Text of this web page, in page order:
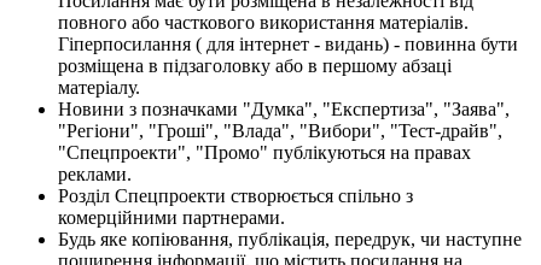
повного або часткового використання матеріалів.
Гіперпосилання ( для інтернет - видань) - повинна бути
розміщена в підзаголовку або в першому абзаці
матеріалу.
Новини з позначками "Думка", "Експертиза", "Заява",
"Регіони", "Гроші", "Влада", "Вибори", "Тест-драйв",
"Спецпроекти", "Промо" публікуються на правах
реклами.
Розділ Спецпроекти створюється спільно з
комерційними партнерами.
Будь яке копіювання, публікація, передрук, чи наступне
поширення інформації, що містить посилання на